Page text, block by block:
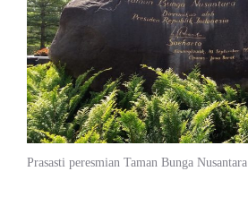
Prasasti peresmian Taman Bunga Nusantara